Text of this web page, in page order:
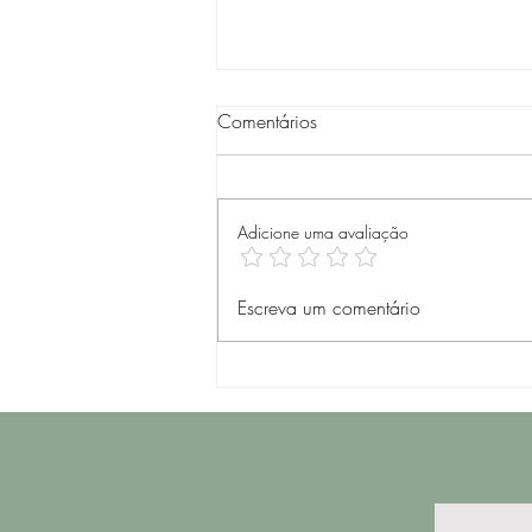
Comentários
Adicione uma avaliação
Escreva um comentário